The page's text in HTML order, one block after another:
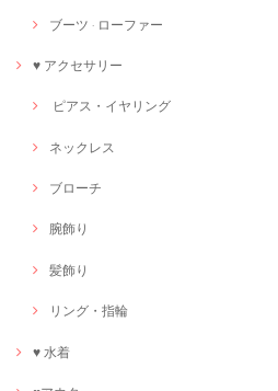
ブーツ · ローファー
♥ アクセサリー
ピアス・イヤリング
ネックレス
ブローチ
腕飾り
髪飾り
リング・指輪
♥ 水着